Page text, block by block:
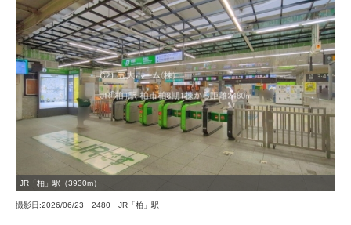
JR「柏」駅（3930m）
撮影日:2026/06/23 2480 JR「柏」駅